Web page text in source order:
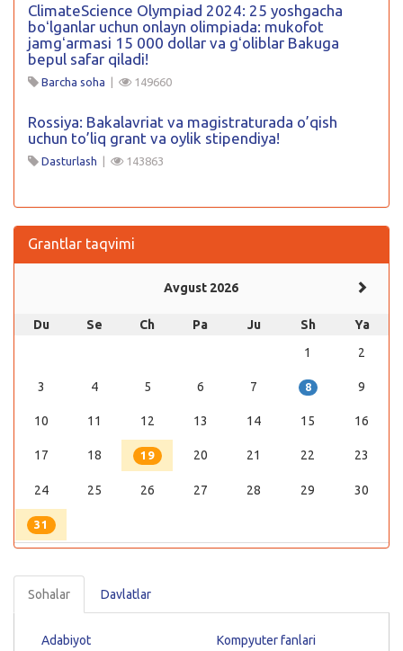
ClimateScience Olympiad 2024: 25 yoshgacha
boʻlganlar uchun onlayn olimpiada: mukofot
jamgʻarmasi 15 000 dollar va gʻoliblar Bakuga
bepul safar qiladi!
Barcha soha | 149660
Rossiya: Bakalavriat va magistraturada o’qish
uchun to’liq grant va oylik stipendiya!
Dasturlash | 143863
Grantlar taqvimi
Avgust 2026
Du Se Ch Pa Ju Sh
Ya
1
2
3 4 5 6 7 8 9
10 11 12 13 14 15 16
17 18 19 20 21 22 23
24 25 26 27 28 29 30
31
Sohalar Davlatlar
Adabiyot Kompyuter fanlari